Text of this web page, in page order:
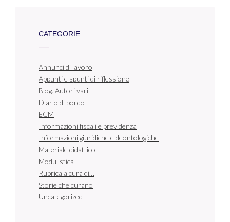
CATEGORIE
Annunci di lavoro
Appunti e spunti di riflessione
Blog. Autori vari
Diario di bordo
ECM
Informazioni fiscali e previdenza
Informazioni giuridiche e deontologiche
Materiale didattico
Modulistica
Rubrica a cura di…
Storie che curano
Uncategorized